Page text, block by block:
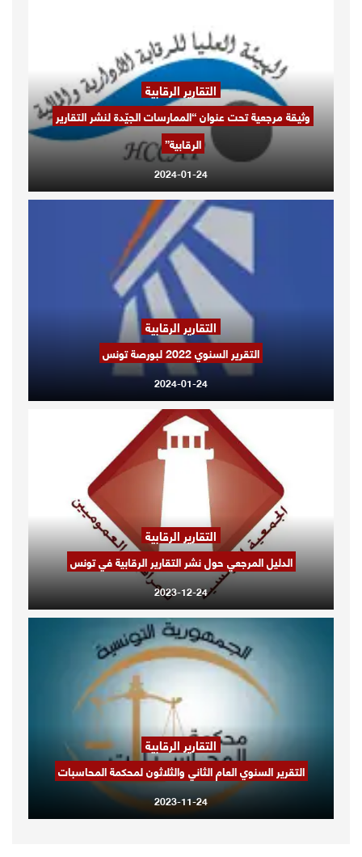
التقارير الرقابية
وثيقة مرجعية تحت عنوان “الممارسات الجيّدة لنشر التقارير
الرقابية”
2024-01-24
التقارير الرقابية
التقرير السنوي 2022 لبورصة تونس
2024-01-24
التقارير الرقابية
الدليل المرجعي حول نشر التقارير الرقابية في تونس
2023-12-24
التقارير الرقابية
التقرير السنوي العام الثاني والثلاثون لمحكمة المحاسبات
2023-11-24